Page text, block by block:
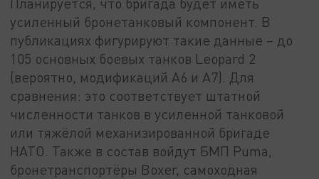
Планируется, что бригада будет иметь
усиленный бронетанковый компонент. В
публикациях фигурируют такие данные – до
105 основных боевых танков Leopard 2
(вероятно, модификаций A6 и A7). Для
сравнения: это соответствует штатной
численности танков в усиленной танковой
или тяжёлой механизированной бригаде
НАТО. Также в состав войдут БМП Puma,
бронетранспортёры Boxer, самоходная